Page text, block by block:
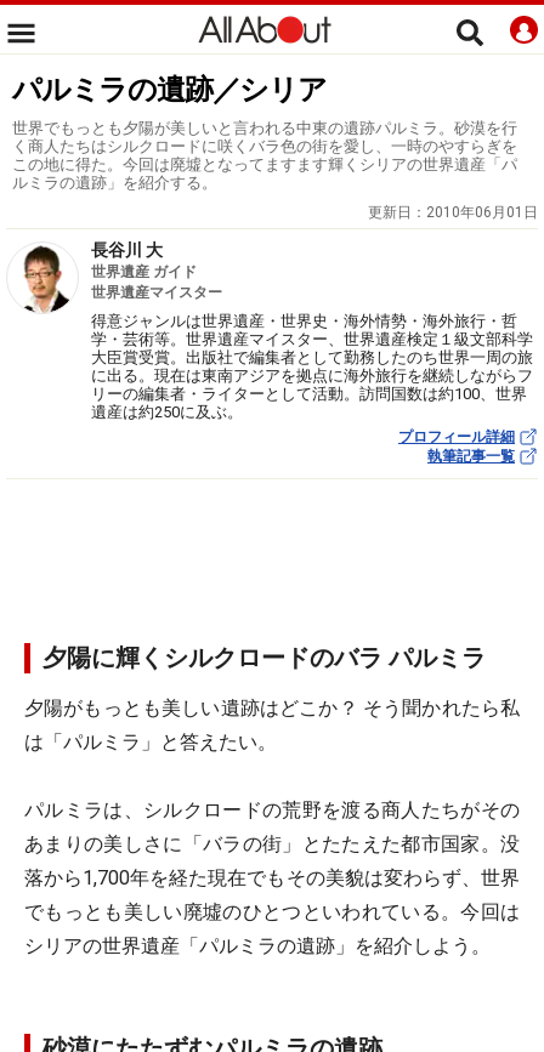
パルミラの遺跡／シリア
世界でもっとも夕陽が美しいと言われる中東の遺跡パルミラ。砂漠を行
く商人たちはシルクロードに咲くバラ色の街を愛し、一時のやすらぎを
この地に得た。今回は廃墟となってますます輝くシリアの世界遺産「パ
ルミラの遺跡」を紹介する。
更新日： 2010年06月01日
長谷川 大
世界遺産 ガイド
世界遺産マイスター
得意ジャンルは世界遺産・世界史・海外情勢・海外旅行・哲
学・芸術等。世界遺産マイスター、世界遺産検定１級文部科学
大臣賞受賞。出版社で編集者として勤務したのち世界一周の旅
に出る。現在は東南アジアを拠点に海外旅行を継続しながらフ
リーの編集者・ライターとして活動。訪問国数は約100、世界
遺産は約250に及ぶ。
プロフィール詳細
執筆記事一覧
夕陽に輝くシルクロードのバラ パルミラ
夕陽がもっとも美しい遺跡はどこか？ そう聞かれたら私
は「パルミラ」と答えたい。
パルミラは、シルクロードの荒野を渡る商人たちがその
あまりの美しさに「バラの街」とたたえた都市国家。没
落から1,700年を経た現在でもその美貌は変わらず、世界
でもっとも美しい廃墟のひとつといわれている。今回は
シリアの世界遺産「パルミラの遺跡」を紹介しよう。